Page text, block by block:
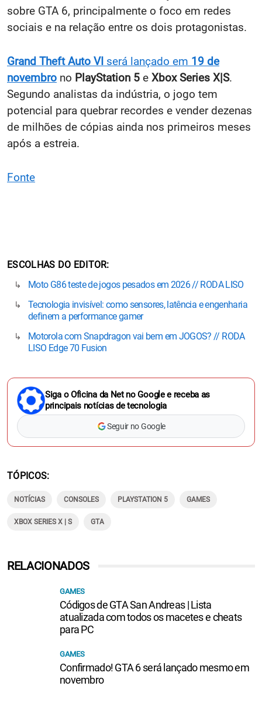
sobre GTA 6, principalmente o foco em redes
sociais e na relação entre os dois protagonistas.
Grand Theft Auto VI será lançado em 19 de
novembro no PlayStation 5 e Xbox Series X|S.
Segundo analistas da indústria, o jogo tem
potencial para quebrar recordes e vender dezenas
de milhões de cópias ainda nos primeiros meses
após a estreia.
Fonte
ESCOLHAS DO EDITOR
Moto G86 teste de jogos pesados em 2026 // RODA LISO
Tecnologia invisível: como sensores, latência e engenharia
definem a performance gamer
Motorola com Snapdragon vai bem em JOGOS? // RODA
LISO Edge 70 Fusion
Siga o Oficina da Net no Google e receba as
principais notícias de tecnologia
Seguir no Google
TÓPICOS
NOTÍCIAS CONSOLES PLAYSTATION 5 GAMES
XBOX SERIES X | S GTA
RELACIONADOS
GAMES
Códigos de GTA San Andreas | Lista
atualizada com todos os macetes e cheats
para PC
GAMES
Confirmado! GTA 6 será lançado mesmo em
novembro